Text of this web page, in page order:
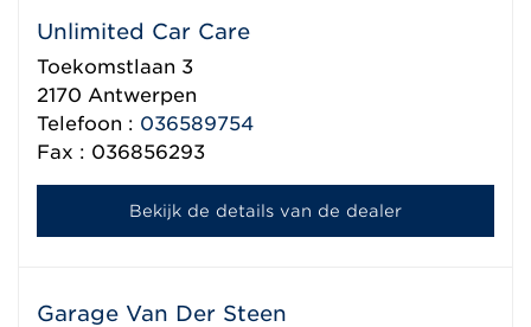
Unlimited Car Care
Toekomstlaan 3
2170 Antwerpen
Telefoon : 036589754
Fax : 036856293
Bekijk de details van de dealer
Garage Van Der Steen